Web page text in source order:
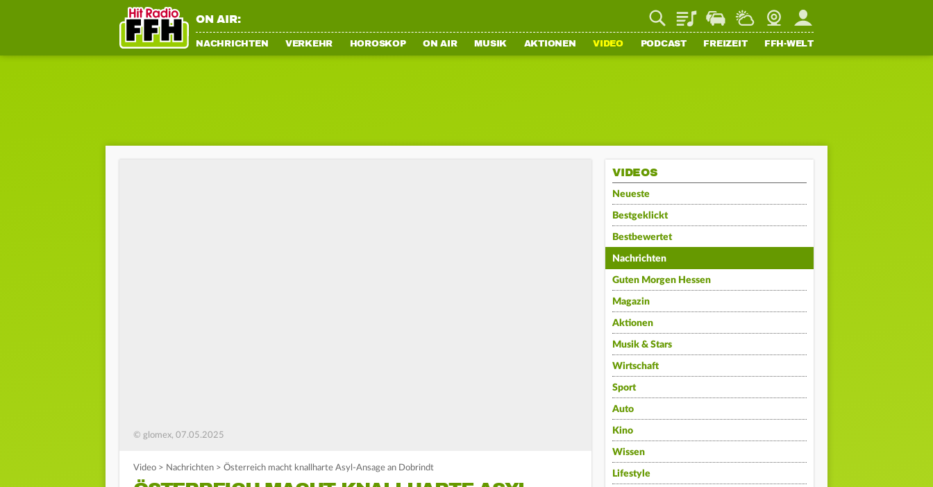
ON AIR: PlaylistStaupilotWetterWebcamMein FFH
NACHRICHTEN VERKEHR HOROSKOP ON AIR MUSIK AKTIONEN VIDEO PODCAST FREIZEIT FFH-WELT
© glomex, 07.05.2025
Video > Nachrichten > Österreich macht knallharte Asyl-Ansage an Dobrindt
VIDEOS
Neueste
Bestgeklickt
Bestbewertet
Nachrichten
Guten Morgen Hessen
Magazin
Aktionen
Musik & Stars
Wirtschaft
Sport
Auto
Kino
Wissen
Lifestyle